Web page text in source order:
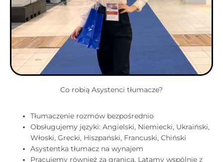
Co robią Asystenci tłumacze?​
Tłumaczenie rozmów bezpośrednio
Obsługujemy języki: Angielski, Niemiecki, Ukraiński,
Włoski, Grecki, Hiszpański, Francuski, Chiński
Asystentka tłumacz na wynajem
Pracujemy również za granicą. Latamy wspólnie z